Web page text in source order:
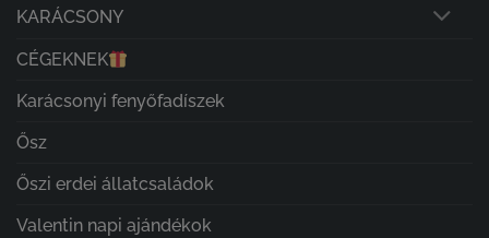
KARÁCSONY
CÉGEKNEK
Karácsonyi fenyőfadíszek
Ősz
Őszi erdei állatcsaládok
Valentin napi ajándékok